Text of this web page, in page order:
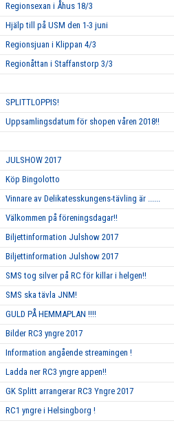
Regionsexan i Åhus 18/3
Hjälp till på USM den 1-3 juni
Regionsjuan i Klippan 4/3
Regionåttan i Staffanstorp 3/3
SPLITTLOPPIS!
Uppsamlingsdatum för shopen våren 2018!!
JULSHOW 2017
Köp Bingolotto
Vinnare av Delikatesskungens-tävling är ......
Välkommen på föreningsdagar!!
Biljettinformation Julshow 2017
Biljettinformation Julshow 2017
SMS tog silver på RC för killar i helgen!!
SMS ska tävla JNM!
GULD PÅ HEMMAPLAN !!!!
Bilder RC3 yngre 2017
Information angående streamingen !
Ladda ner RC3 yngre appen!!
GK Splitt arrangerar RC3 Yngre 2017
RC1 yngre i Helsingborg !